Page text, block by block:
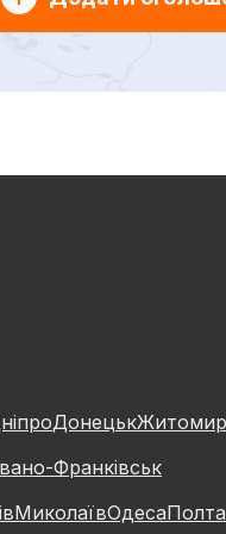
ДонецькЖитомир
Франківськ
МиколаївОдеса